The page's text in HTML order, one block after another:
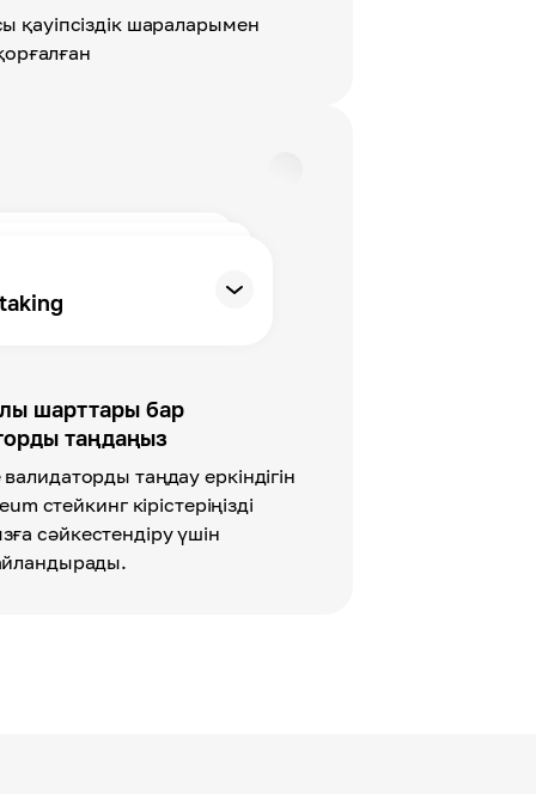
қауіпсіздік шараларымен
шарттары бар
таңдаңыз
таңдау еркіндігін
стейкинг кірістеріңізді
сәйкестендіру үшін